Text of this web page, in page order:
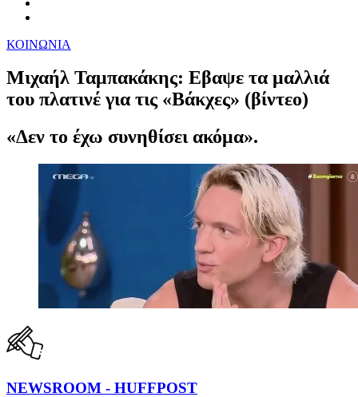
ΚΟΙΝΩΝΙΑ
Μιχαήλ Ταμπακάκης: Εβαψε τα μαλλιά
του πλατινέ για τις «Βάκχες» (βίντεο)
«Δεν το έχω συνηθίσει ακόμα».
NEWSROOM - HUFFPOST